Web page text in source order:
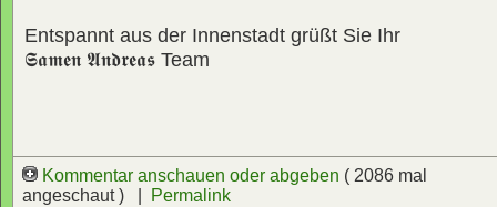
Entspannt aus der Innenstadt grüßt Sie Ihr
𝕾𝖆𝖒𝖊𝖓 𝕬𝖓𝖉𝖗𝖊𝖆𝖘 Team
Kommentar anschauen oder abgeben ( 2086 mal
angeschaut ) |
Permalink